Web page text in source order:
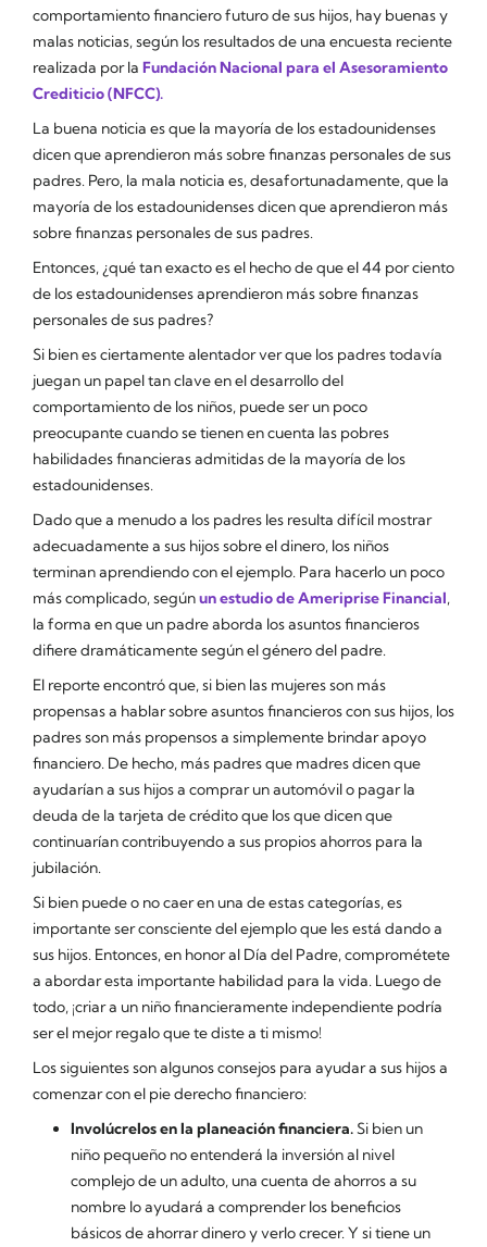
comportamiento financiero futuro de sus hijos, hay buenas y
malas noticias, según los resultados de una encuesta reciente
realizada por la Fundación Nacional para el Asesoramiento
Crediticio (NFCC).
La buena noticia es que la mayoría de los estadounidenses
dicen que aprendieron más sobre finanzas personales de sus
padres. Pero, la mala noticia es, desafortunadamente, que la
mayoría de los estadounidenses dicen que aprendieron más
sobre finanzas personales de sus padres.
Entonces, ¿qué tan exacto es el hecho de que el 44 por ciento
de los estadounidenses aprendieron más sobre finanzas
personales de sus padres?
Si bien es ciertamente alentador ver que los padres todavía
juegan un papel tan clave en el desarrollo del
comportamiento de los niños, puede ser un poco
preocupante cuando se tienen en cuenta las pobres
habilidades financieras admitidas de la mayoría de los
estadounidenses.
Dado que a menudo a los padres les resulta difícil mostrar
adecuadamente a sus hijos sobre el dinero, los niños
terminan aprendiendo con el ejemplo. Para hacerlo un poco
más complicado, segúnun estudio de Ameriprise Financial,
la forma en que un padre aborda los asuntos financieros
difiere dramáticamente según el género del padre.
El reporte encontró que, si bien las mujeres son más
propensas a hablar sobre asuntos financieros con sus hijos, los
padres son más propensos a simplemente brindar apoyo
financiero. De hecho, más padres que madres dicen que
ayudarían a sus hijos a comprar un automóvil o pagar la
deuda de la tarjeta de crédito que los que dicen que
continuarían contribuyendo a sus propios ahorros para la
jubilación.
Si bien puede o no caer en una de estas categorías, es
importante ser consciente del ejemplo que les está dando a
sus hijos. Entonces, en honor al Día del Padre, comprométete
a abordar esta importante habilidad para la vida. Luego de
todo, ¡criar a un niño financieramente independiente podría
ser el mejor regalo que te diste a ti mismo!
Los siguientes son algunos consejos para ayudar a sus hijos a
comenzar con el pie derecho financiero:
Involúcrelos en la planeación financiera.Si bien un
niño pequeño no entenderá la inversión al nivel
complejo de un adulto, una cuenta de ahorros a su
nombre lo ayudará a comprender los beneficios
básicos de ahorrar dinero y verlo crecer. Y si tiene un